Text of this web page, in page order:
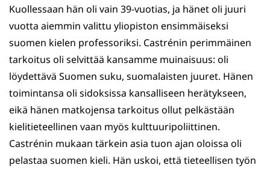
Kuollessaan hän oli vain 39-vuotias, ja hänet oli juuri
vuotta aiemmin valittu yliopiston ensimmäiseksi
suomen kielen professoriksi. Castrénin perimmäinen
tarkoitus oli selvittää kansamme muinaisuus: oli
löydettävä Suomen suku, suomalaisten juuret. Hänen
toimintansa oli sidoksissa kansalliseen herätykseen,
eikä hänen matkojensa tarkoitus ollut pelkästään
kielitieteellinen vaan myös kulttuuripoliittinen.
Castrénin mukaan tärkein asia tuon ajan oloissa oli
pelastaa suomen kieli. Hän uskoi, että tieteellisen työn